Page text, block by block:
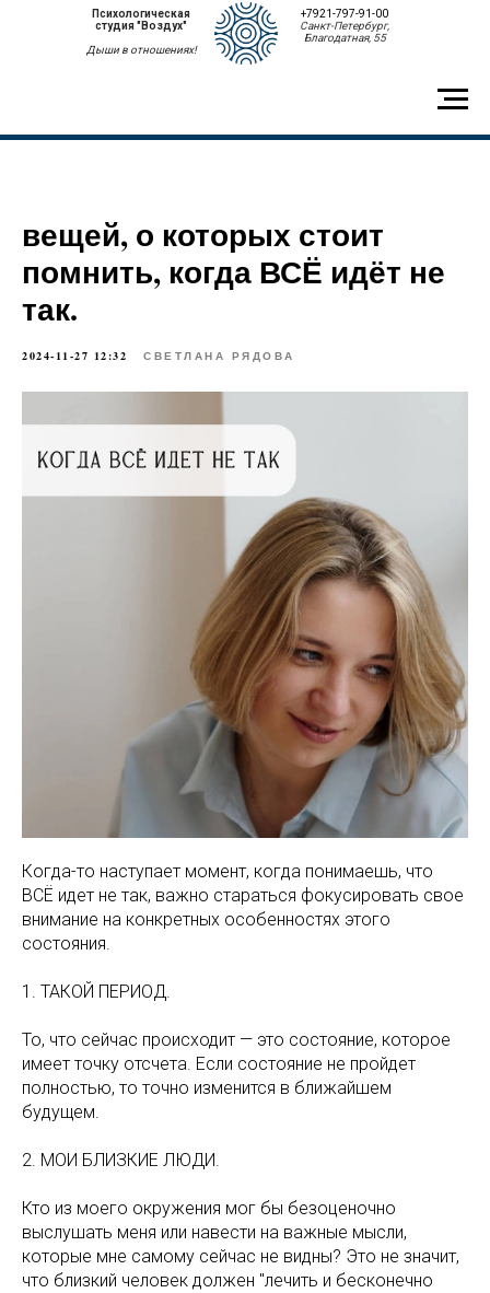
Психологическая
студия "Воздух"
Дыши в отношениях!
+7921-797-91-00
Санкт-Петербург,
Благодатная, 55
вещей, о которых стоит
помнить, когда ВСЁ идёт не
так.
2024-11-27 12:32 СВЕТЛАНА РЯДОВА
Когда-то наступает момент, когда понимаешь, что
ВСЁ идет не так, важно стараться фокусировать свое
внимание на конкретных особенностях этого
состояния.
1. ТАКОЙ ПЕРИОД.
То, что сейчас происходит — это состояние, которое
имеет точку отсчета. Если состояние не пройдет
полностью, то точно изменится в ближайшем
будущем.
2. МОИ БЛИЗКИЕ ЛЮДИ.
Кто из моего окружения мог бы безоценочно
выслушать меня или навести на важные мысли,
которые мне самому сейчас не видны? Это не значит,
что близкий человек должен "лечить и бесконечно